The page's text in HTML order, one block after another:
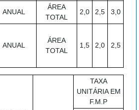
ANUAL
ÁREA
TOTAL
2,0 2,5 3,0
ANUAL
ÁREA
TOTAL
1,5 2,0 2,5
TAXA
UNITÁRIA EM
F.M.P